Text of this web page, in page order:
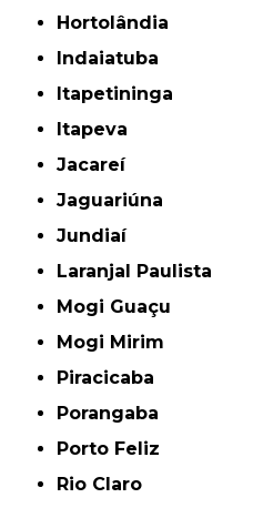
Hortolândia
Indaiatuba
Itapetininga
Itapeva
Jacareí
Jaguariúna
Jundiaí
Laranjal Paulista
Mogi Guaçu
Mogi Mirim
Piracicaba
Porangaba
Porto Feliz
Rio Claro